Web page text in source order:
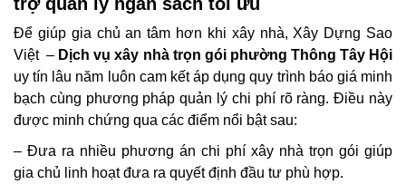
Để giúp gia chủ an tâm hơn khi xây nhà, Xây Dựng Sao
Việt – Dịch vụ xây nhà trọn gói phường Thông Tây Hội
uy tín lâu năm luôn cam kết áp dụng quy trình báo giá minh
bạch cùng phương pháp quản lý chi phí rõ ràng. Điều này
được minh chứng qua các điểm nổi bật sau:
– Đưa ra nhiều phương án chi phí xây nhà trọn gói giúp
gia chủ linh hoạt đưa ra quyết định đầu tư phù hợp.